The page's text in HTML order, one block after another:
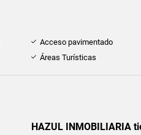
Acceso pavimentado
Áreas Turísticas
HAZUL INMOBILIARIA